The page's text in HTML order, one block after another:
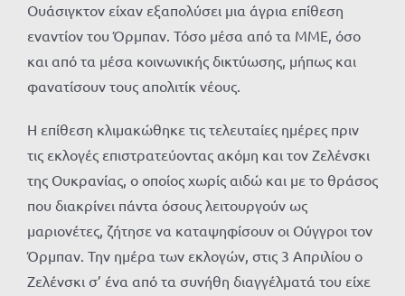
Ουάσιγκτον είχαν εξαπολύσει μια άγρια επίθεση
εναντίον του Όρμπαν. Τόσο μέσα από τα ΜΜΕ, όσο
και από τα μέσα κοινωνικής δικτύωσης, μήπως και
φανατίσουν τους απολιτίκ νέους.
Η επίθεση κλιμακώθηκε τις τελευταίες ημέρες πριν
τις εκλογές επιστρατεύοντας ακόμη και τον Ζελένσκι
της Ουκρανίας, ο οποίος χωρίς αιδώ και με το θράσος
που διακρίνει πάντα όσους λειτουργούν ως
μαριονέτες, ζήτησε να καταψηφίσουν οι Ούγγροι τον
Όρμπαν. Την ημέρα των εκλογών, στις 3 Απριλίου ο
Ζελένσκι σ’ ένα από τα συνήθη διαγγέλματά του είχε